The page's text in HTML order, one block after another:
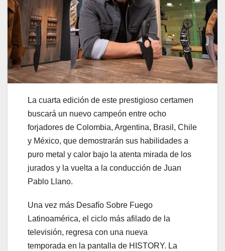
La cuarta edición de este prestigioso certamen
buscará un nuevo campeón entre ocho
forjadores de Colombia, Argentina, Brasil, Chile
y México, que demostrarán sus habilidades a
puro metal y calor bajo la atenta mirada de los
jurados y la vuelta a la conducción de Juan
Pablo Llano.
Una vez más Desafío Sobre Fuego
Latinoamérica, el ciclo más afilado de la
televisión, regresa con una nueva
temporada en la pantalla de HISTORY. La